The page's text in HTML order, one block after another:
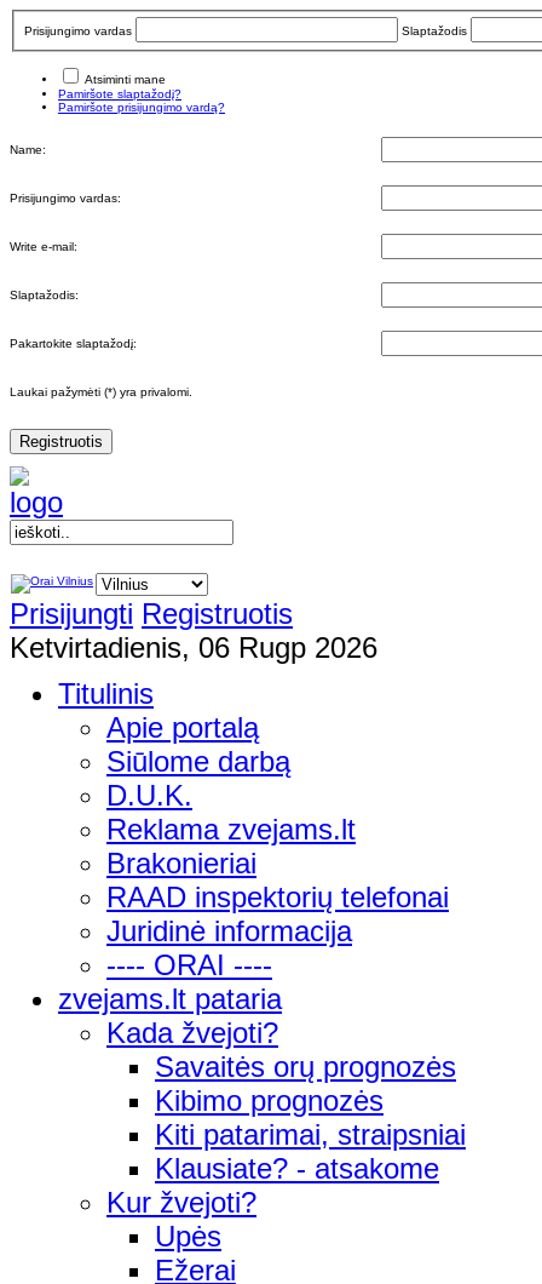
Prisijungimo vardas Slaptažodis
Atsiminti mane
Pamiršote slaptažodį?
Pamiršote prisijungimo vardą?
Name:
Prisijungimo vardas:
Write e-mail:
Slaptažodis:
Pakartokite slaptažodį:
Laukai pažymėti (*) yra privalomi.
Registruotis
Prisijungti Registruotis
Ketvirtadienis, 06 Rugp 2026
Titulinis
Apie portalą
Siūlome darbą
D.U.K.
Reklama zvejams.lt
Brakonieriai
RAAD inspektorių telefonai
Juridinė informacija
---- ORAI ----
zvejams.lt pataria
Kada žvejoti?
Savaitės orų prognozės
Kibimo prognozės
Kiti patarimai, straipsniai
Klausiate? - atsakome
Kur žvejoti?
Upės
Ežerai